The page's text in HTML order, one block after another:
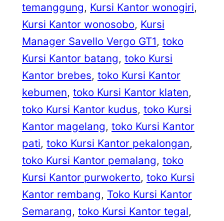
temanggung, Kursi Kantor wonogiri
Kursi Kantor wonosobo, Kursi
Manager Savello Vergo GT1, toko
Kursi Kantor batang, toko Kursi
Kantor brebes, toko Kursi Kantor
kebumen, toko Kursi Kantor klaten
toko Kursi Kantor kudus, toko Kursi
Kantor magelang, toko Kursi Kantor
pati, toko Kursi Kantor pekalongan
toko Kursi Kantor pemalang, toko
Kursi Kantor purwokerto, toko Kursi
Kantor rembang, Toko Kursi Kantor
Semarang, toko Kursi Kantor tegal